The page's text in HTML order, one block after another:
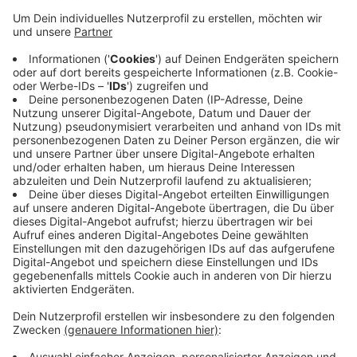
Anzeige
Im Südstadion konnte die Fortuna durch einen
Distanzschuss von Mittelfeldspieler Brandenburger
den Rückstand noch ausgleichen. Das Team liegt
damit jetzt auf Rang vier.
Drittligist Viktoria Köln spielt am Sonntagmittag
gegen den FC Ingolstadt 04. Für die Partie im
Sportpark Höhenberg sind 300 Zuschauende
zugelassen. Anpfiff ist um 14 Uhr.
Anzeige